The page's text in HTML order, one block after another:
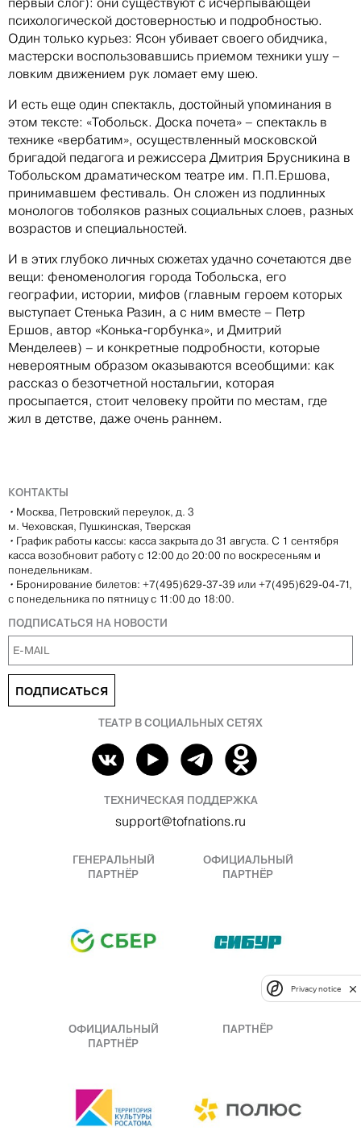
психологической достоверностью и подробностью.
Один только курьез: Ясон убивает своего обидчика,
мастерски воспользовавшись приемом техники ушу –
ловким движением рук ломает ему шею.
И есть еще один спектакль, достойный упоминания в
этом тексте: «Тобольск. Доска почета» – спектакль в
технике «вербатим», осуществленный московской
бригадой педагога и режиссера Дмитрия Брусникина в
Тобольском драматическом театре им. П.П.Ершова,
принимавшем фестиваль. Он сложен из подлинных
монологов тоболяков разных социальных слоев, разных
возрастов и специальностей.
И в этих глубоко личных сюжетах удачно сочетаются две
вещи: феноменология города Тобольска, его
географии, истории, мифов (главным героем которых
выступает Стенька Разин, а с ним вместе – Петр
Ершов, автор «Конька-горбунка», и Дмитрий
Менделеев) – и конкретные подробности, которые
невероятным образом оказываются всеобщими: как
рассказ о безотчетной ностальгии, которая
просыпается, стоит человеку пройти по местам, где
жил в детстве, даже очень раннем.
КОНТАКТЫ
• Москва, Петровский переулок, д. 3
м. Чеховская, Пушкинская, Тверская
• График работы кассы: касса закрыта до 31 августа. С 1 сентября
касса возобновит работу с 12:00 до 20:00 по воскресеньям и
понедельникам.
• Бронирование билетов: +7(495)629-37-39 или +7(495)629-04-71,
с понедельника по пятницу с 11:00 до 18:00.
ПОДПИСАТЬСЯ НА НОВОСТИ
ПОДПИСАТЬСЯ
ТЕАТР В СОЦИАЛЬНЫХ СЕТЯХ
ТЕХНИЧЕСКАЯ ПОДДЕРЖКА
support@tofnations.ru
ГЕНЕРАЛЬНЫЙ
ПАРТНЁР
ОФИЦИАЛЬНЫЙ
ПАРТНЁР
ОФИЦИАЛЬНЫЙ
ПАРТНЁР
ПАРТНЁР
Privacy notice